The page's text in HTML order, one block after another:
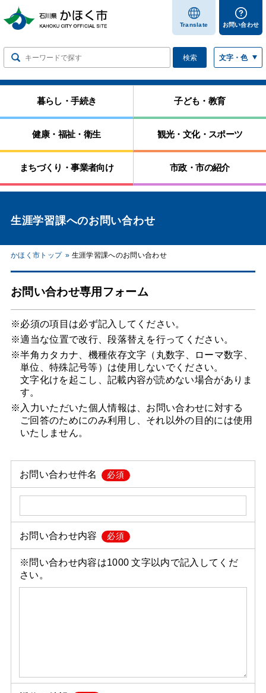
します
Translate お問い合わせ
検索 文字・色
暮らし・手続き 子ども・教育
健康・福祉・衛生 観光・文化・スポーツ
まちづくり・事業者向け 市政・市の紹介
生涯学習課へのお問い合わせ
かほく市トップ 生涯学習課へのお問い合わせ
お問い合わせ専用フォーム
※必須の項目は必ず記入してください。
※適当な位置で改行、段落替えを行ってください。
※半角カタカナ、機種依存文字（丸数字、ローマ数字、
単位、特殊記号等）は使用しないでください。
文字化けを起こし、記載内容が読めない場合がありま
す。
※入力いただいた個人情報は、お問い合わせに対する
ご回答のためにのみ利用し、それ以外の目的には使用
いたしません。
お問い合わせ件名 必須
お問い合わせ内容 必須
※問い合わせ内容は1000 文字以内で記入してくだ
さい。